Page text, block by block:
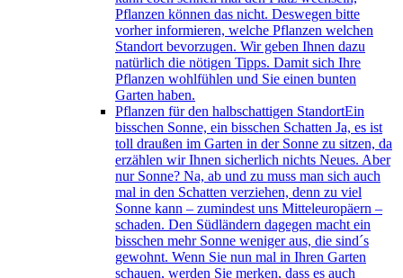
Pflanzen können das nicht. Deswegen bitte
vorher informieren, welche Pflanzen welchen
Standort bevorzugen. Wir geben Ihnen dazu
natürlich die nötigen Tipps. Damit sich Ihre
Pflanzen wohlfühlen und Sie einen bunten
Garten haben.
Pflanzen für den halbschattigen StandortEin
bisschen Sonne, ein bisschen Schatten Ja, es ist
toll draußen im Garten in der Sonne zu sitzen, da
erzählen wir Ihnen sicherlich nichts Neues. Aber
nur Sonne? Na, ab und zu muss man sich auch
mal in den Schatten verziehen, denn zu viel
Sonne kann – zumindest uns Mitteleuropäern –
schaden. Den Südländern dagegen macht ein
bisschen mehr Sonne weniger aus, die sind´s
gewohnt. Wenn Sie nun mal in Ihren Garten
schauen, werden Sie merken, dass es auch